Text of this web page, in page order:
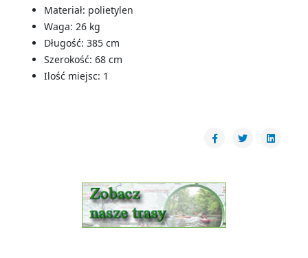
Materiał: polietylen
Waga: 26 kg
Długość: 385 cm
Szerokość: 68 cm
Ilość miejsc: 1